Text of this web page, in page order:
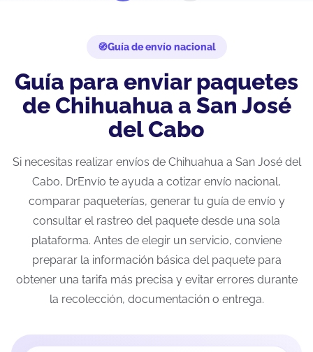
Guía de envío nacional
Guía para enviar paquetes
de Chihuahua a San José
del Cabo
Si necesitas realizar envíos de Chihuahua a San José del
Cabo, DrEnvío te ayuda a cotizar envío nacional,
comparar paqueterías, generar tu guía de envío y
consultar el rastreo del paquete desde una sola
plataforma. Antes de elegir un servicio, conviene
preparar la información básica del paquete para
obtener una tarifa más precisa y evitar errores durante
la recolección, documentación o entrega.